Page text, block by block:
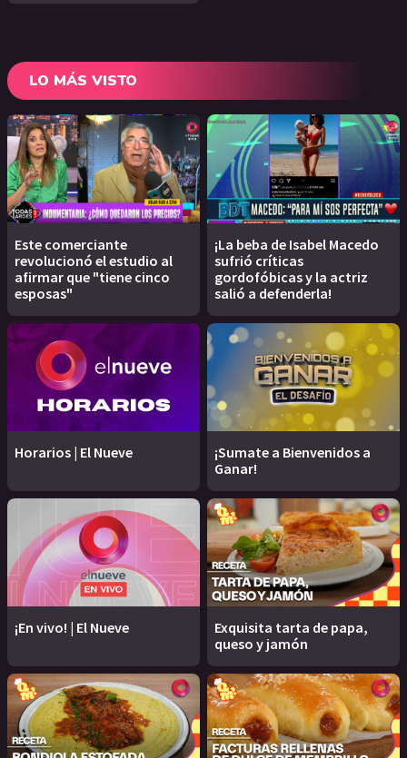
LO MÁS VISTO
Este comerciante
revolucionó el estudio al
afirmar que "tiene cinco
esposas"
¡La beba de Isabel Macedo
sufrió críticas
gordofóbicas y la actriz
salió a defenderla!
Horarios | El Nueve
¡Sumate a Bienvenidos a
Ganar!
¡En vivo! | El Nueve
Exquisita tarta de papa,
queso y jamón